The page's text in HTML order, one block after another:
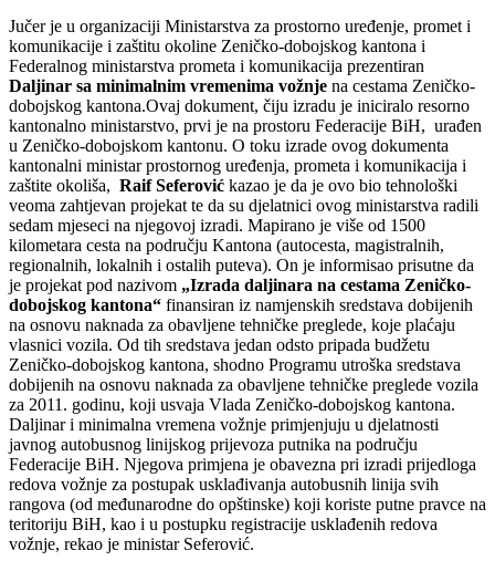
Jučer je u organizaciji Ministarstva za prostorno uređenje, promet i
komunikacije i zaštitu okoline Zeničko-dobojskog kantona i
Federalnog ministarstva prometa i komunikacija prezentiran
Daljinar sa minimalnim vremenima vožnje na cestama Zeničko-
dobojskog kantona.Ovaj dokument, čiju izradu je iniciralo resorno
kantonalno ministarstvo, prvi je na prostoru Federacije BiH, urađen
u Zeničko-dobojskom kantonu. O toku izrade ovog dokumenta
kantonalni ministar prostornog uređenja, prometa i komunikacija i
zaštite okoliša, Raif Seferović kazao je da je ovo bio tehnološki
veoma zahtjevan projekat te da su djelatnici ovog ministarstva radili
sedam mjeseci na njegovoj izradi. Mapirano je više od 1500
kilometara cesta na području Kantona (autocesta, magistralnih,
regionalnih, lokalnih i ostalih puteva). On je informisao prisutne da
je projekat pod nazivom „Izrada daljinara na cestama Zeničko-
dobojskog kantona“ finansiran iz namjenskih sredstava dobijenih
na osnovu naknada za obavljene tehničke preglede, koje plaćaju
vlasnici vozila. Od tih sredstava jedan odsto pripada budžetu
Zeničko-dobojskog kantona, shodno Programu utroška sredstava
dobijenih na osnovu naknada za obavljene tehničke preglede vozila
za 2011. godinu, koji usvaja Vlada Zeničko-dobojskog kantona.
Daljinar i minimalna vremena vožnje primjenjuju u djelatnosti
javnog autobusnog linijskog prijevoza putnika na području
Federacije BiH. Njegova primjena je obavezna pri izradi prijedloga
redova vožnje za postupak usklađivanja autobusnih linija svih
rangova (od međunarodne do opštinske) koji koriste putne pravce na
teritoriju BiH, kao i u postupku registracije usklađenih redova
vožnje, rekao je ministar Seferović.